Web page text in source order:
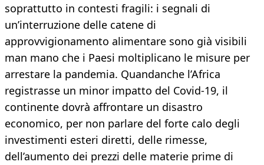
soprattutto in contesti fragili: i segnali di
un’interruzione delle catene di
approvvigionamento alimentare sono già visibili
man mano che i Paesi moltiplicano le misure per
arrestare la pandemia. Quandanche l’Africa
registrasse un minor impatto del Covid-19, il
continente dovrà affrontare un disastro
economico, per non parlare del forte calo degli
investimenti esteri diretti, delle rimesse,
dell’aumento dei prezzi delle materie prime di